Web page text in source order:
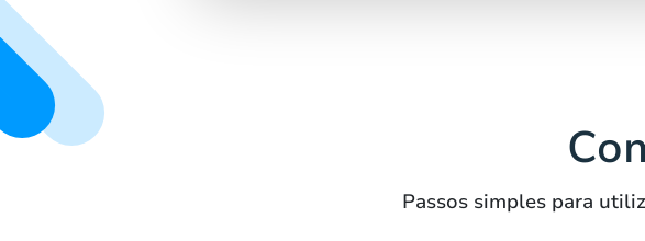
Passos simples para